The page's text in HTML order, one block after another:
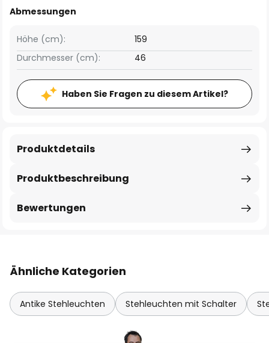
Abmessungen
Höhe (cm):
159
Durchmesser (cm):
46
Haben Sie Fragen zu diesem Artikel?
Produktbeschreibung
Produktdetails
Bewertungen
Ähnliche Kategorien
Antike Stehleuchten Stehleuchten mit Schalter